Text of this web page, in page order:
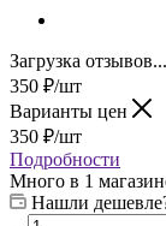
Загрузка отзывов...
350 ₽/шт
Варианты цен
350 ₽/шт
Подробности
Много в 1
Нашли